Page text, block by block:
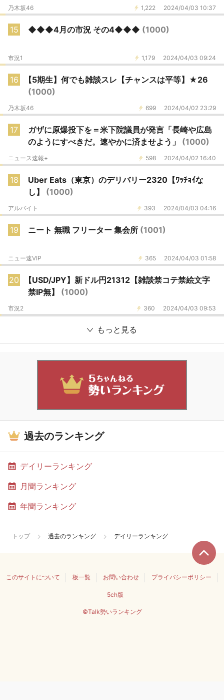
1,222 2024/04/03 10:37
乃木坂46
15 ◆◆◆4月の市況 その4◆◆◆ (1000)
1,179 2024/04/03 09:24
市況1
16
【5期生】何でも雑談スレ【チャンスは平等】★26
(1000)
699 2024/04/02 23:29
乃木坂46
17
ガザに原爆投下を＝米下院議員が発言「長崎や広島
のようにすべきだ。速やかに済ませよう」 (1000)
598 2024/04/02 16:40
ニュース速報+
18
Uber Eats（東京）のデリバリー2320【ﾜｯﾁｮｲな
し】 (1000)
393 2024/04/03 04:16
アルバイト
19 ニート 無職 フリーター 集会所 (1001)
365 2024/04/03 01:58
ニュー速VIP
20
【USD/JPY】新ドル円21312【雑談禁コテ禁絵文字
禁IP無】 (1000)
360 2024/04/03 09:53
市況2
もっと見る
過去のランキング
デイリーランキング
月間ランキング
年間ランキング
トップ 過去のランキング デイリーランキング
このサイトについて 板一覧 お問い合わせ プライバシーポリシー
5ch版
©Talk勢いランキング